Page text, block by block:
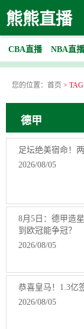
熊熊直播
CBA直播 NBA直播
您的位置： 首页 >
德甲
足坛绝美宿命！
2026/08/05
8月5日：德甲造
到欧冠能争冠？
2026/08/05
恭喜皇马！1.3亿
2026/08/05